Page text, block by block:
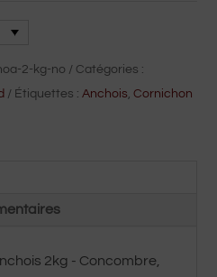
2-kg-no
Catégories :
Étiquettes :Anchois,Cornichon
2kg - Concombre,